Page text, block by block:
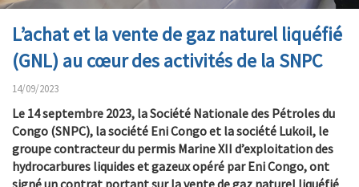
L’achat et la vente de gaz naturel liquéfié
(GNL) au cœur des activités de la SNPC
14/09/2023
Le 14 septembre 2023, la Société Nationale des Pétroles du
Congo (SNPC), la société Eni Congo et la société Lukoil, le
groupe contracteur du permis Marine XII d’exploitation des
hydrocarbures liquides et gazeux opéré par Eni Congo, ont